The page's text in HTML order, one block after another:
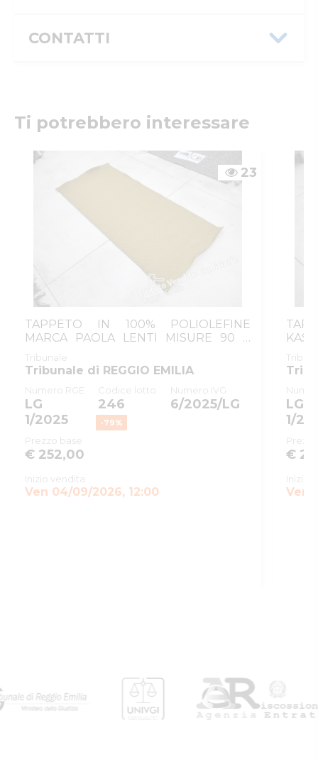
CONTATTI
Email/PEC: ivgre@ivgreggioemilia.it
Ti potrebbero interessare
23
TAPPETO IN 100% POLIOLEFINE
MARCA PAOLA LENTI MISURE 90 X
200
Tribunale
Tribunale di REGGIO EMILIA
Numero RGE
LG
1/2025
Codice lotto
246
Numero IVG
6/2025/LG
Prezzo base
€ 252,00
-79%
Inizio vendita
Ven 04/09/2026, 12:00
LG
1/
€
Inizio
Ven